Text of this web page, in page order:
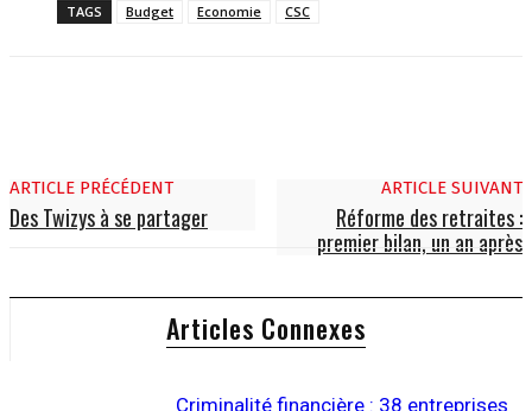
TAGS Budget Economie CSC
ARTICLE PRÉCÉDENT
Des Twizys à se partager
ARTICLE SUIVANT
Réforme des retraites :
premier bilan, un an après
Articles Connexes
Criminalité financière : 38 entreprises